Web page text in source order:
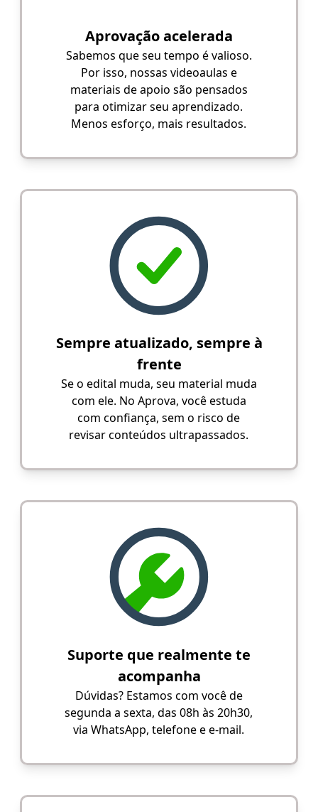
Aprovação acelerada
Sabemos que seu tempo é valioso.
Por isso, nossas videoaulas e
materiais de apoio são pensados
para otimizar seu aprendizado.
Menos esforço, mais resultados.
Sempre atualizado, sempre à
frente
Se o edital muda, seu material muda
com ele. No Aprova, você estuda
com confiança, sem o risco de
revisar conteúdos ultrapassados.
Suporte que realmente te
acompanha
Dúvidas? Estamos com você de
segunda a sexta, das 08h às 20h30,
via WhatsApp, telefone e e-mail.